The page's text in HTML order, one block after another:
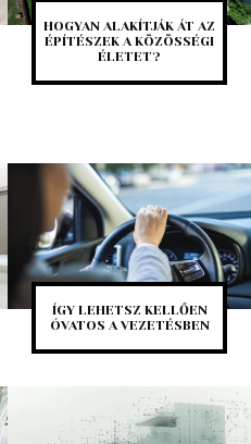
HOGYAN ALAKÍTJÁK ÁT AZ
ÉPÍTÉSZEK A KÖZÖSSÉGI
ÉLETET?
ÍGY LEHETSZ KELLŐEN
ÓVATOS A VEZETÉSBEN